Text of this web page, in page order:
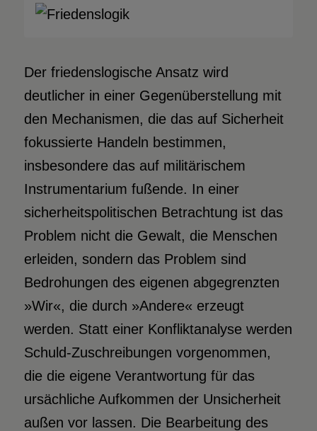
Der friedenslogische Ansatz wird
deutlicher in einer Gegenüberstellung mit
den Mechanismen, die das auf Sicherheit
fokussierte Handeln bestimmen,
insbesondere das auf militärischem
Instrumentarium fußende. In einer
sicherheitspolitischen Betrachtung ist das
Problem nicht die Gewalt, die Menschen
erleiden, sondern das Problem sind
Bedrohungen des eigenen abgegrenzten
»Wir«, die durch »Andere« erzeugt
werden. Statt einer Konfliktanalyse werden
Schuld-Zuschreibungen vorgenommen,
die die eigene Verantwortung für das
ursächliche Aufkommen der Unsicherheit
außen vor lassen. Die Bearbeitung des